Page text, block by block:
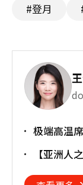
#登月
极端高温
【亚洲人